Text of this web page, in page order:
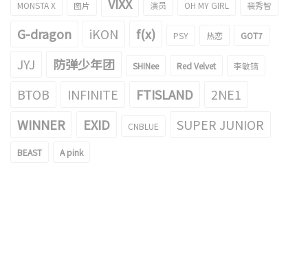
MONSTA X 图片 演员 OH MY GIRL 裴秀智
G-dragon iKON f(x) PSY 热恋 GOT7
JYJ 防弹少年团 SHINee Red Velvet 李敏镐
BTOB INFINITE FTISLAND
2NE1
WINNER
EXID CNBLUE SUPER JUNIOR
BEAST A pink